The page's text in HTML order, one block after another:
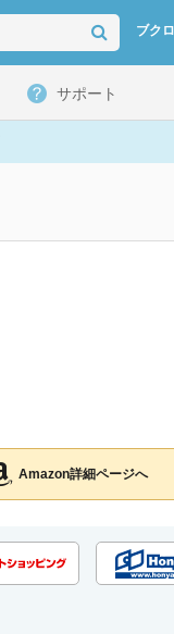
ブク
サポート
Amazon詳細ページへ